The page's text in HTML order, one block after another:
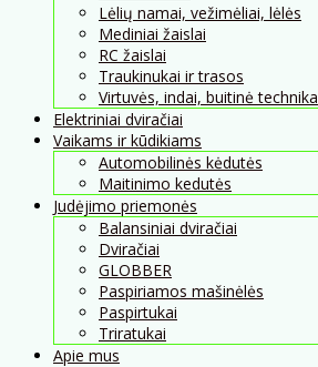
Lėlių namai, vežimėliai, lėlės
Mediniai žaislai
RC žaislai
Traukinukai ir trasos
Virtuvės, indai, buitinė technika
Elektriniai dviračiai
Vaikams ir kūdikiams
Automobilinės kėdutės
Maitinimo kedutės
Judėjimo priemonės
Balansiniai dviračiai
Dviračiai
GLOBBER
Paspiriamos mašinėlės
Paspirtukai
Triratukai
Apie mus